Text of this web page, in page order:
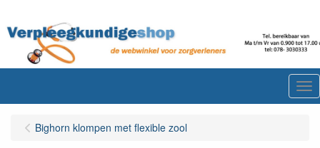
Bighorn klompen met flexible zool